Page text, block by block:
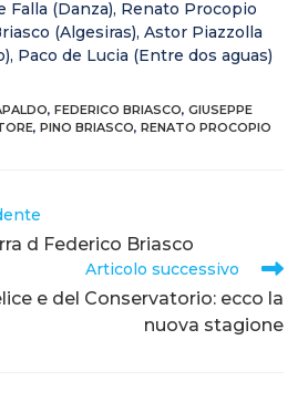
Falla (Danza), Renato Procopio
(Algesiras), Astor Piazzolla
Paco de Lucia (Entre dos aguas)
, FEDERICO BRIASCO, GIUSEPPE
, PINO BRIASCO, RENATO PROCOPIO
d Federico Briasco
Articolo successivo
e del Conservatorio: ecco la
nuova stagione